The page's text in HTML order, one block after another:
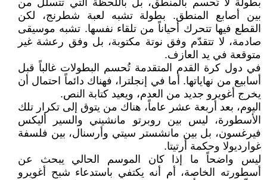
بطولة لا تُحسم بالمنطق، بل باللحظة التي تتسلّل من
بين أصابع المنطق. بطولة تشبه لعبة شطرنج، لكن
القطع فيها تتحرك أحياناً من تلقاء نفسها. تشبه موسيقى
صادمة، لا تتقدّم وفق نوتة مكتوبة، بل وفق رعشة غير
متوقعة في يد العازف.
في دول كرة القدم المتقدمة تُحسم البطولات غالباً قبل
أسابيع من نهاياتها. أما في إنجلترا، فهناك دائماً احتمال أن
يخرج أغويرو جديد من العدم، ويعيد كتابة النص.
اليوم، بعد أربعة عشر عاماً، هناك من يتوق إلى تكرار تلك
الأسطورة، ليس بين روبرتو مانشيني والسير أليكس
فيرغسون، بل بين مانشستر سيتي وأرسنال، بين فلسفة
غوارديولا وحكمة أرتيتا.
ليس واضحاً ما إذا كان الموسم الحالي يبحث عن
أسطورته الخاصة، أم أنه يكتفي باستدعاء شبح أغويرو